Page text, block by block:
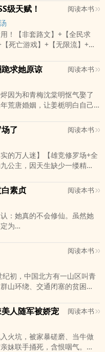
变！！！六年的等待，她不
了回报，一句此生，定不负
白筱然，这个自己用六年青
有爱错……
练假成真系统，而为了活下
个世界虚构历史！
颠覆的世界线里，你其实是个
仔。”衰仔路明非看着一脸黑
面色发虚的移开了目光。
吗？这、这设定也太二次元了
，感觉好羞耻……”大学生上
呆萌单纯的龙族绘梨衣，有
，在那丢失的过去中，你确实
在全世界都知道了。”梦中的
出贱笑，毫不在意对方想和
物吧？不想当皇帝有错吗？”
对着自己一阵输出，三句不
李星云，一副很无奈的模
》《红娘小狐仙》，一个又
被贾真抓出来公开处刑，将
个即将走向终末的世界。
级天赋！ 阅读本书
！【非套路文】+【全民求
死亡游戏】+【无限流】+
眼时发现自己和三百多名师
。n列车每到一个站点，所有
试炼。
！n每位乘客都将抽取决定命
了SSS级天赋【怪力乱神】
成长值提升五倍。
去，未来的他将无人能敌。n
此时对他的战力提升为零。
人抽到了B级【百发百
之影】，免疫物理攻击！n
擎】，化身全能战神！
群怪物，当人性的面具在生死
学变成相互算计的陌生人。
头脑，在末日中活下去。n末
都不是怪物，而是人心。
存试炼，他的SSS级天赋就
求她原谅 阅读本书
因为和青梅沈棠明怄气娶了
荒唐婚姻，让姜栀明白自己
，沈棠明双腿被废，姜栀成
她一遍又一遍催眠，哪怕她
苦哀求裴烬不要催眠自己，
男人狼狈地跪在她面前，求
了 阅读本书
的万人迷】【雄竞修罗场+全
公主，因天生缺少一缕精
全，比普通人愚笨三分。
，漂亮，可爱。濒死之际，
，开始了新的生活。
娘子】你是男主年幼时指腹为
家贫穷，最终接触婚约。
敲开了男主家的门，楚楚可
孤苦无依，好心收留，带你
开始在各大学子之间下注，
元夫人。
】你是贪慕虚荣的破产千
然喜好奢靡，热衷攀比。
素贞 阅读本书
：她真的不会修仙。虽然她
为
虽然她制的药，经常把补药卖
一百多两；虽然她口中的
在电视剧里看到的男明星……
可是自带背景音乐的！大儿子
儿，别出去惹祸。
阅读本书
初，中国北方有一山区叫青
山环绕、交通闭塞的贫困
渐波及乡村，传统农耕文明
激烈碰撞。
人随军被娇宠 阅读本书
火坑，被家暴磋磨、当牛做
妹联手捅死，含恨咽气。